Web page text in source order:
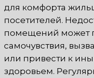
для комфорта
посетителей.
помещений может
самочувствия,
или привести к
здоровьем.